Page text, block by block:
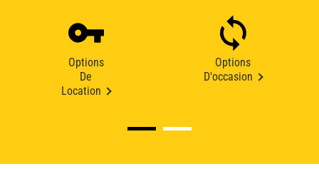
Options
De
Location
Options
D'occasion